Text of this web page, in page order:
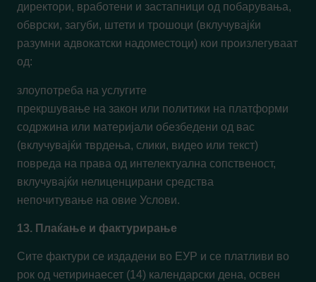
директори, вработени и застапници од побарувања,
обврски, загуби, штети и трошоци (вклучувајќи
разумни адвокатски надоместоци) кои произлегуваат
од:
злоупотреба на услугите
прекршување на закон или политики на платформи
содржина или материјали обезбедени од вас
(вклучувајќи тврдења, слики, видео или текст)
повреда на права од интелектуална сопственост,
вклучувајќи нелиценцирани средства
непочитување на овие Услови.
13. Плаќање и фактурирање
Сите фактури се издадени во ЕУР и се платливи во
рок од четиринаесет (14) календарски дена, освен